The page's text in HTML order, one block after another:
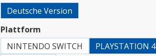
Deutsche Version
Plattform
NINTENDO SWITCH
PLAYSTATION 4